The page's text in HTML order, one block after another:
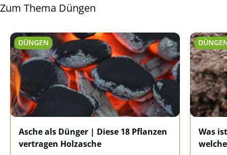
Zum Thema Düngen
DÜNGEN
Asche als Dünger | Diese 18 Pflanzen
vertragen Holzasche
Was